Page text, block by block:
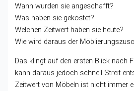
Wann wurden sie angeschafft?
Was haben sie gekostet?
Welchen Zeitwert haben sie heute?
Wie wird daraus der
Das klingt auf den ersten Blick nach
kann daraus jedoch schnell Streit
Zeitwert von Möbeln ist nicht immer